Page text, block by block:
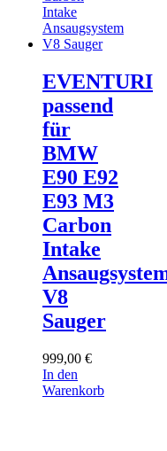
EVENTURI
passend
für
BMW
E90 E92
E93 M3
Carbon
Intake
V8
Sauger
999,00 €
In den
Warenkorb